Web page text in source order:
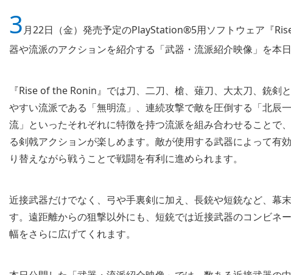
3月22日（金）発売予定のPlayStation®5用ソフトウェア『
器や流派のアクションを紹介する「武器・流派紹介映像」を本
『Rise of the Ronin』では刀、二刀、槍、薙刀、大太刀、銃剣
やすい流派である「無明流」、連続攻撃で敵を圧倒する「北辰
流」といったそれぞれに特徴を持つ流派を組み合わせることで
る剣戟アクションが楽しめます。敵が使用する武器によって有
り替えながら戦うことで戦闘を有利に進められます。
近接武器だけでなく、弓や手裏剣に加え、長銃や短銃など、幕
す。遠距離からの狙撃以外にも、短銃では近接武器のコンビネ
幅をさらに広げてくれます。